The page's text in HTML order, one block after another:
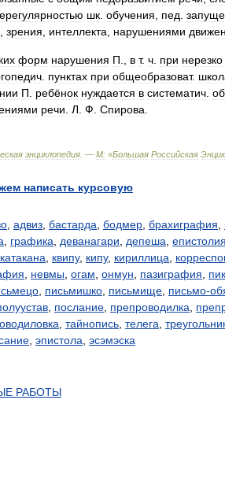
шк обучения пед
зрения интеллекта нарушениями
форм нарушения П в т. ч при нерезко
пунктах при общеобразоват.
П ребёнок нуждается в систематич
речи Л Ф Спирова
энциклопедия . — М: «Большая Российская
написать курсовую
адвиз бастарда бодмер брахиграфия
графика деванагари депеша епистолия
катакана квипу, кипу, кириллица
невмы огам онмун пазиграфия
письмишко письмище письмо-
послание препроводилка
тайнопись телега
эпистола эсэмэска
РАБОТЫ